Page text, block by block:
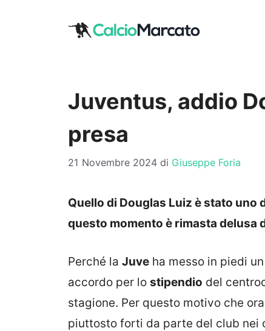
Juventus, addio
presa
21 Novembre 2024 di Giuseppe Foria
Quello di Douglas Luiz è stato
questo momento è rimasta delusa
Perché la Juve ha messo in piedi
accordo per lo stipendio del
stagione. Per questo motivo che
piuttosto forti da parte del club nei